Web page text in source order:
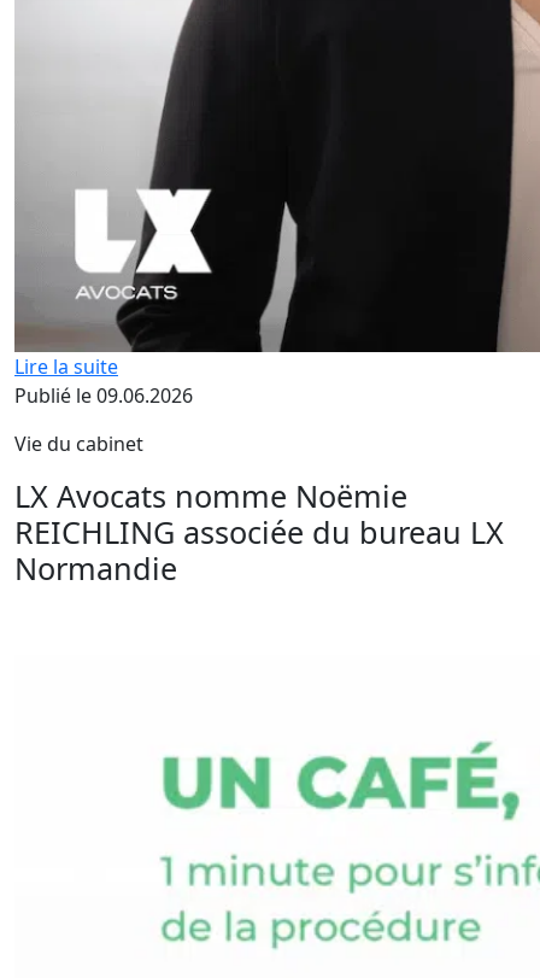
Lire la suite
Publié le 09.06.2026
Vie du cabinet
LX Avocats nomme Noëmie
REICHLING associée du bureau LX
Normandie